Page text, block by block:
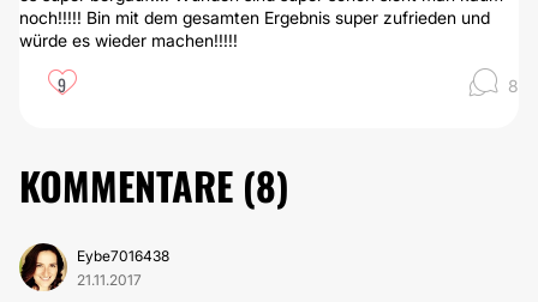
noch!!!!! Bin mit dem gesamten Ergebnis super zufrieden und
würde es wieder machen!!!!!
9 8
KOMMENTARE (8)
Eybe7016438
21.11.2017